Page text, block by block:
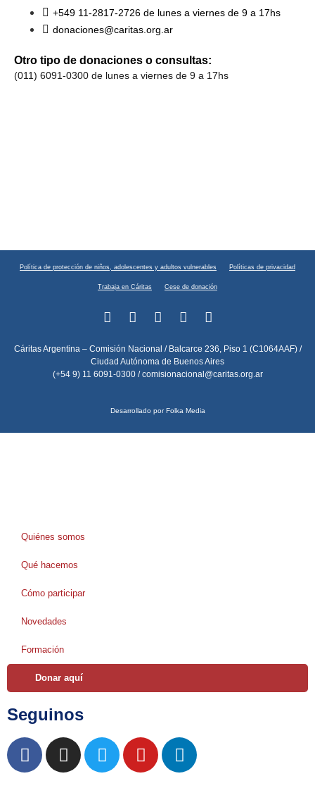
+549 11-2817-2726 de lunes a viernes de 9 a 17hs
donaciones@caritas.org.ar
Otro tipo de donaciones o consultas:
(011) 6091-0300 de lunes a viernes de 9 a 17hs
Política de protección de niños, adolescentes y adultos vulnerables Políticas de privacidad
Trabaja en Cáritas Cese de donación
Cáritas Argentina – Comisión Nacional / Balcarce 236, Piso 1 (C1064AAF) /
Ciudad Autónoma de Buenos Aires
(+54 9) 11 6091-0300 /comisionacional@caritas.org.ar
Desarrollado por Folka Media
Quiénes somos
Qué hacemos
Cómo participar
Novedades
Formación
Donar aquí
Seguinos